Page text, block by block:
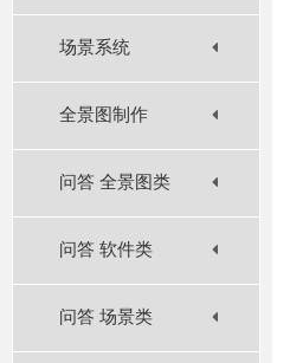
场景系统
全景图制作
问答 全景图类
问答 软件类
问答 场景类